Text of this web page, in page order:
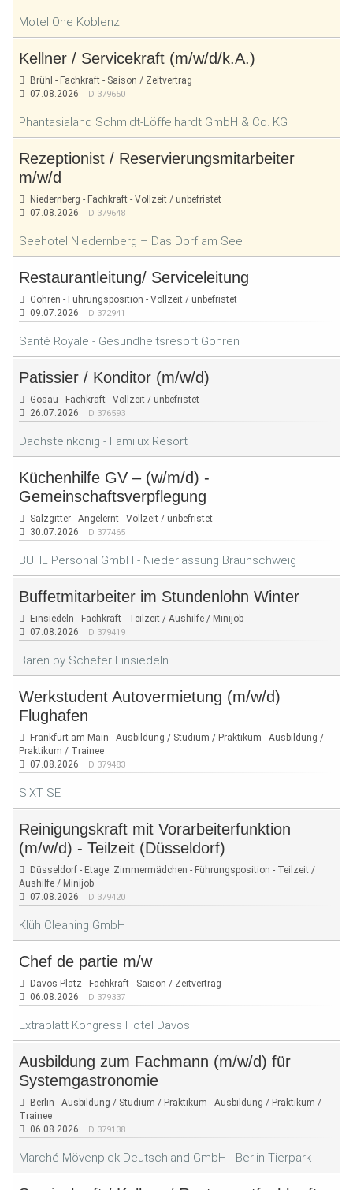
Motel One Koblenz
Kellner / Servicekraft (m/w/d/k.A.)
Brühl - Fachkraft - Saison / Zeitvertrag
07.08.2026
ID 379650
Phantasialand Schmidt-Löffelhardt GmbH & Co. KG
Rezeptionist / Reservierungsmitarbeiter
m/w/d
Niedernberg - Fachkraft - Vollzeit / unbefristet
07.08.2026
ID 379648
Seehotel Niedernberg – Das Dorf am See
Restaurantleitung/ Serviceleitung
Göhren - Führungsposition - Vollzeit / unbefristet
09.07.2026
ID 372941
Santé Royale - Gesundheitsresort Göhren
Patissier / Konditor (m/w/d)
Gosau - Fachkraft - Vollzeit / unbefristet
26.07.2026
ID 376593
Dachsteinkönig - Familux Resort
Küchenhilfe GV – (w/m/d) -
Gemeinschaftsverpflegung
Salzgitter - Angelernt - Vollzeit / unbefristet
30.07.2026
ID 377465
BUHL Personal GmbH - Niederlassung Braunschweig
Buffetmitarbeiter im Stundenlohn Winter
Einsiedeln - Fachkraft - Teilzeit / Aushilfe / Minijob
07.08.2026
ID 379419
Bären by Schefer Einsiedeln
Werkstudent Autovermietung (m/w/d)
Flughafen
Frankfurt am Main - Ausbildung / Studium / Praktikum - Ausbildung /
Praktikum / Trainee
07.08.2026
ID 379483
SIXT SE
Reinigungskraft mit Vorarbeiterfunktion
(m/w/d) - Teilzeit (Düsseldorf)
Düsseldorf - Etage: Zimmermädchen - Führungsposition - Teilzeit /
Aushilfe / Minijob
07.08.2026
ID 379420
Klüh Cleaning GmbH
Chef de partie m/w
Davos Platz - Fachkraft - Saison / Zeitvertrag
06.08.2026
ID 379337
Extrablatt Kongress Hotel Davos
Ausbildung zum Fachmann (m/w/d) für
Systemgastronomie
Berlin - Ausbildung / Studium / Praktikum - Ausbildung / Praktikum /
Trainee
06.08.2026
ID 379138
Marché Mövenpick Deutschland GmbH - Berlin Tierpark